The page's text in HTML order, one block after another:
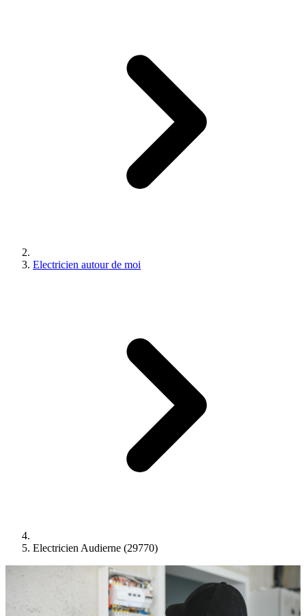
Electricien autour de moi
Electricien Audierne (29770)